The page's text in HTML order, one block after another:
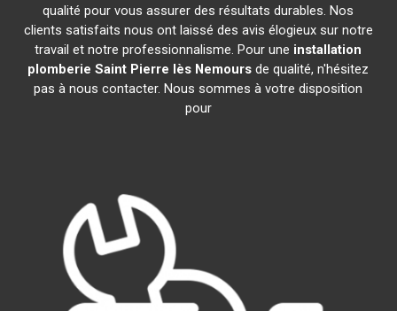
qualité pour vous assurer des résultats durables. Nos
clients satisfaits nous ont laissé des avis élogieux sur notre
travail et notre professionnalisme. Pour une installation
plomberie Saint Pierre lès Nemours de qualité, n'hésitez
pas à nous contacter. Nous sommes à votre disposition
pour